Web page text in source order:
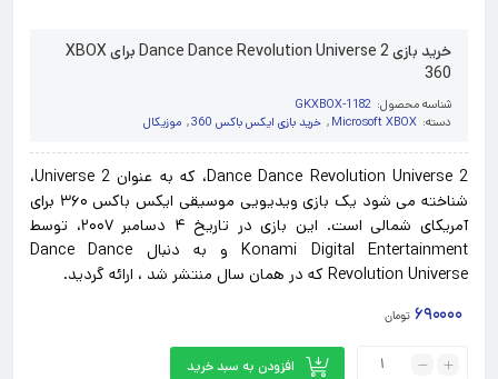
خرید بازی Dance Dance Revolution Universe 2 برای XBOX
360
شناسه محصول: GKXBOX-1182
دسته: Microsoft XBOX
, خرید بازی ایکس باکس 360 , موزیکال
Dance Dance Revolution Universe 2، که به عنوان Universe 2،
شناخته می شود یک بازی ویدیویی موسیقی ایکس باکس ۳۶۰ برای
آمریکای شمالی است. این بازی در تاریخ ۴ دسامبر ۲۰۰۷، توسط
Konami Digital Entertainment و به دنبال Dance Dance
Revolution Universe که در همان سال منتشر شد ، ارائه گردید.
۶۹۰۰۰۰ تومان
افزودن به سبد خرید